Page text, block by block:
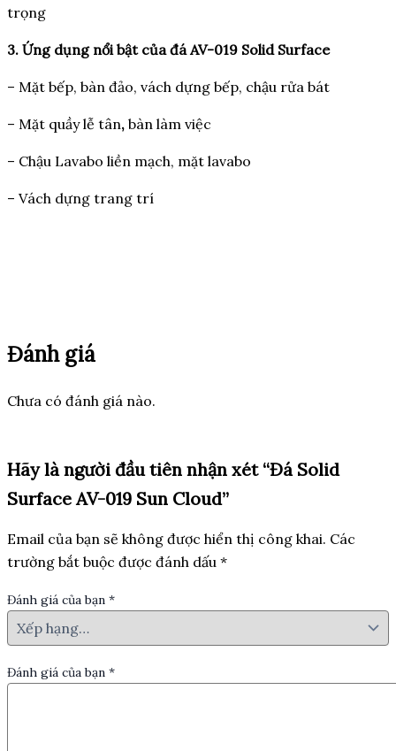
trọng
3. Ứng dụng nổi bật của đá AV-019 Solid Surface
– Mặt bếp, bàn đảo, vách dựng bếp, chậu rửa bát
– Mặt quầy lễ tân, bàn làm việc
– Chậu Lavabo liền mạch, mặt lavabo
– Vách dựng trang trí
Đánh giá
Chưa có đánh giá nào.
Hãy là người đầu tiên nhận xét “Đá Solid
Surface AV-019 Sun Cloud”
Email của bạn sẽ không được hiển thị công khai. Các
trường bắt buộc được đánh dấu *
Đánh giá của bạn *
Đánh giá của bạn *